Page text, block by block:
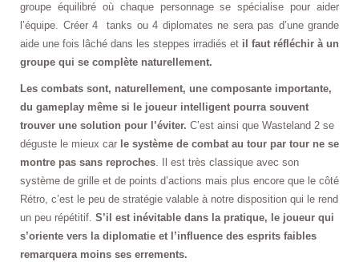
groupe équilibré où chaque personnage se spécialise pour aider
l’équipe. Créer 4 tanks ou 4 diplomates ne sera pas d’une grande
aide une fois lâché dans les steppes irradiés et il faut réfléchir à un
groupe qui se complète naturellement.
Les combats sont, naturellement, une composante importante,
du gameplay même si le joueur intelligent pourra souvent
trouver une solution pour l’éviter. C’est ainsi que Wasteland 2 se
déguste le mieux car le système de combat au tour par tour ne se
montre pas sans reproches. Il est très classique avec son
système de grille et de points d’actions mais plus encore que le côté
Rétro, c’est le peu de stratégie valable à notre disposition qui le rend
un peu répétitif. S’il est inévitable dans la pratique, le joueur qui
s’oriente vers la diplomatie et l’influence des esprits faibles
remarquera moins ses errements.